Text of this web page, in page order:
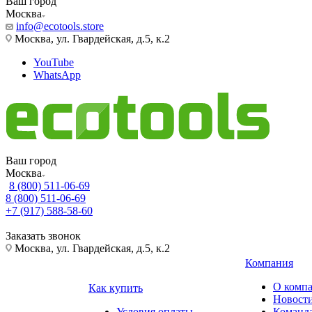
Москва
info@ecotools.store
Москва, ул. Гвардейская, д.5, к.2
YouTube
WhatsApp
Ваш город
Москва
8 (800) 511-06-69
8 (800) 511-06-69
+7 (917) 588-58-60
Заказать звонок
Москва, ул. Гвардейская, д.5, к.2
Как купить
Компания
О